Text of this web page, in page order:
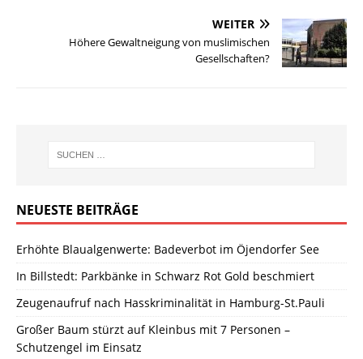
WEITER
Höhere Gewaltneigung von muslimischen
Gesellschaften?
NEUESTE BEITRÄGE
Erhöhte Blaualgenwerte: Badeverbot im Öjendorfer See
In Billstedt: Parkbänke in Schwarz Rot Gold beschmiert
Zeugenaufruf nach Hasskriminalität in Hamburg-St.Pauli
Großer Baum stürzt auf Kleinbus mit 7 Personen –
Schutzengel im Einsatz